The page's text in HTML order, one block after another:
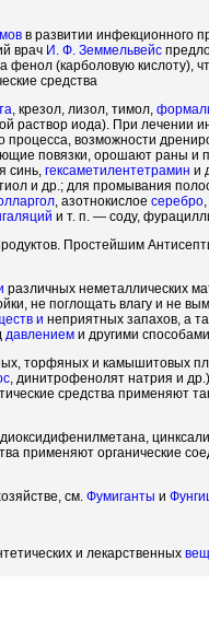
в развитии инфекционного
врач И. Ф. Земмельвейс
фенол (карболовую кислоту),
средства
, крезол, лизол, тимол,
раствор иода). При
процесса, возможности
повязки, орошают раны и
синь, гексаметилентетрамин и
и др.; для промывания
, азотнокислое серебро,
и т. п. — соду,
Простейшим
различных неметаллических
не поглощать влагу и не
и неприятных запахов, а
давлением и другими
торфяных и камышитовых
, динитрофенолят натрия и
средства применяют
применяют органические
см. Фумиганты и
и лекарственных